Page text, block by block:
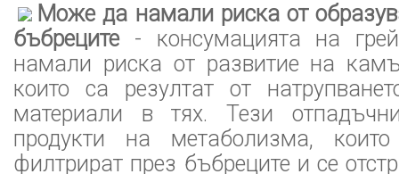
Може да намали риска от
бъбреците- консумацията на
намали риска от развитие на
които са резултат от
материали в тях. Тези
продукти на метаболизма,
филтрират през бъбреците и се